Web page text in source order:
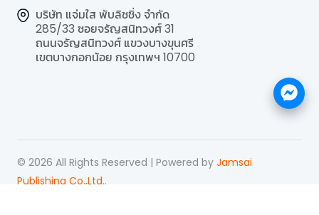
บริษัท แจ่มใส พับลิชชิ่ง จำกัด
285/33 ซอยจรัญสนิทวงศ์ 31
ถนนจรัญสนิทวงศ์ แขวงบางขุนศรี
เขตบางกอกน้อย กรุงเทพฯ 10700
© 2026 All Rights Reserved | Powered by Jamsai
Publishing Co.,Ltd..